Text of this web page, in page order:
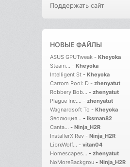
Поддержать сайт
НОВЫЕ ФАЙЛЫ
ASUS GPUTweak - Kheyoka
Steam... - Kheyoka
Intelligent St - Kheyoka
Carrom Pool: D - zhenyatut
Robbery Bob... - zhenyatut
Plague Inc.... - zhenyatut
Wagnardsoft To - Kheyoka
Эволюция... - iksman82
Canta... - Ninja_H2R
InstallerX Rev - Ninja_H2R
LibreWolf... - vitan04
Homescapes... - zhenyatut
NoMoreBackgrou - Ninja_H2R